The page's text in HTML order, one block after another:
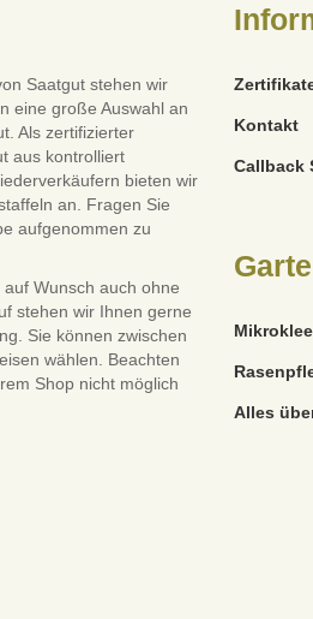
Saatgut stehen wir
eine große Auswahl an
Als zertifizierter
aus kontrolliert
bieten wir
an. Fragen Sie
aufgenommen zu
Wunsch auch ohne
stehen wir Ihnen gerne
Sie können zwischen
wählen. Beachten
Shop nicht möglich
Kontakt
Callback
Alles